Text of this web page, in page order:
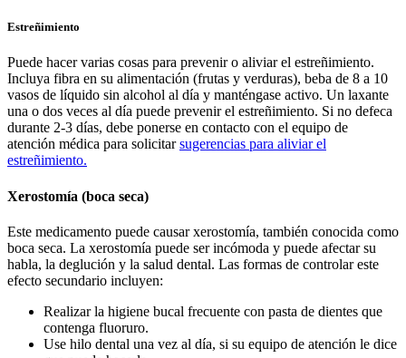
Estreñimiento
Puede hacer varias cosas para prevenir o aliviar el estreñimiento.
Incluya fibra en su alimentación (frutas y verduras), beba de 8 a 10
vasos de líquido sin alcohol al día y manténgase activo. Un laxante
una o dos veces al día puede prevenir el estreñimiento. Si no defeca
durante 2-3 días, debe ponerse en contacto con el equipo de
atención médica para solicitarsugerencias para aliviar el
estreñimiento.
Xerostomía (boca seca)
Este medicamento puede causar xerostomía, también conocida como
boca seca. La xerostomía puede ser incómoda y puede afectar su
habla, la deglución y la salud dental. Las formas de controlar este
efecto secundario incluyen:
Realizar la higiene bucal frecuente con pasta de dientes que
contenga fluoruro.
Use hilo dental una vez al día, si su equipo de atención le dice